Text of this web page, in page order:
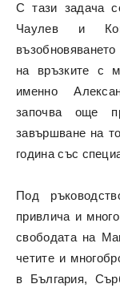
С тази задача
Чаулев и
на връзките с
именно
започва още
завършване на
година със
Под
привлича и
свободата на
четите и
в България,